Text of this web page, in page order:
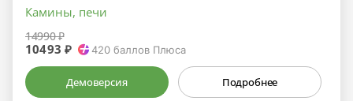
Камины, печи
14990 ₽
10493 ₽ 420 баллов Плюса
Демоверсия Подробнее